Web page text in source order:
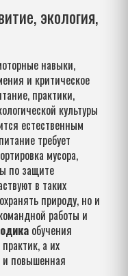
экология,
навыки,
и критическое
, практики,
культуры
естественным
требует
мусора,
по защите
в таких
природу, но и
работы и
обучения
а их
и повышенная